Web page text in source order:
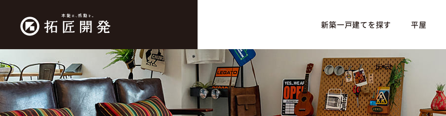
新築一戸建てを探す 平屋